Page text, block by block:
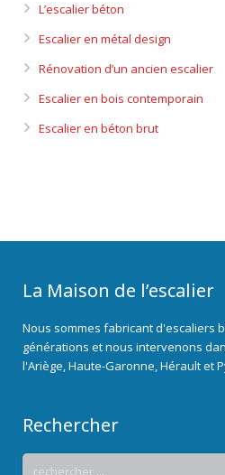
L’escalier béton
Escalier en métal design
Rénovation d’un ancien escalier
Escalier en bois contemporain
Escalier en béton brut
La Maison de l’escalier
Nous sommes fabricant d'escaliers
générations et nous intervenons
l'Ariège, Haute-Garonne, Hérault et
Rechercher